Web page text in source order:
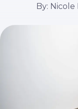
By: Nicole